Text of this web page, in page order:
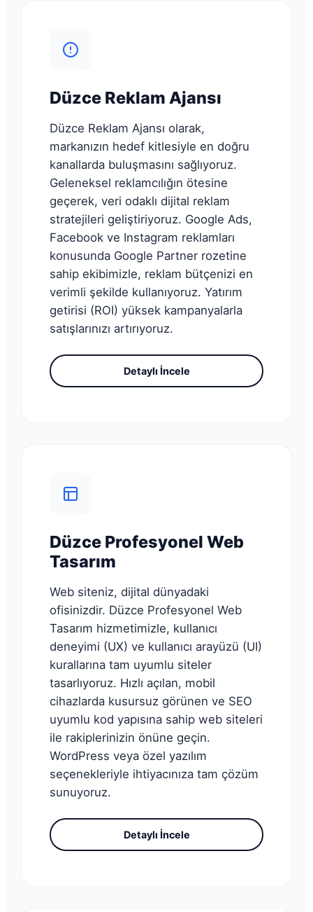
Düzce Reklam Ajansı
Düzce Reklam Ajansı olarak,
markanızın hedef kitlesiyle en doğru
kanallarda buluşmasını sağlıyoruz.
Geleneksel reklamcılığın ötesine
geçerek, veri odaklı dijital reklam
stratejileri geliştiriyoruz. Google Ads,
Facebook ve Instagram reklamları
konusunda Google Partner rozetine
sahip ekibimizle, reklam bütçenizi en
verimli şekilde kullanıyoruz. Yatırım
getirisi (ROI) yüksek kampanyalarla
satışlarınızı artırıyoruz.
Detaylı İncele
Düzce Profesyonel Web
Tasarım
Web siteniz, dijital dünyadaki
ofisinizdir. Düzce Profesyonel Web
Tasarım hizmetimizle, kullanıcı
deneyimi (UX) ve kullanıcı arayüzü (UI)
kurallarına tam uyumlu siteler
tasarlıyoruz. Hızlı açılan, mobil
cihazlarda kusursuz görünen ve SEO
uyumlu kod yapısına sahip web siteleri
ile rakiplerinizin önüne geçin.
WordPress veya özel yazılım
seçenekleriyle ihtiyacınıza tam çözüm
sunuyoruz.
Detaylı İncele